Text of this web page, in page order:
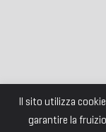
Il sito utilizza
garantire la